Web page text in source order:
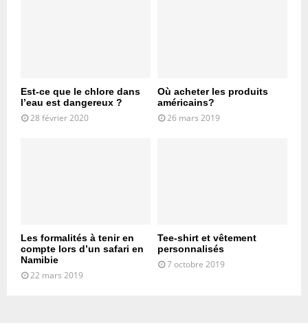
Est-ce que le chlore dans
l’eau est dangereux ?
28 février 2020
Où acheter les produits
américains?
26 mars 2019
Les formalités à tenir en
compte lors d’un safari en
Namibie
22 mars 2019
Tee-shirt et vêtement
personnalisés
7 octobre 2019